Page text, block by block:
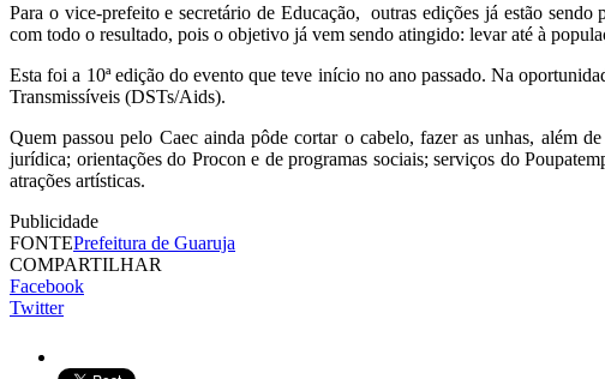
Para o vice-prefeito e secretário de Educação, outras edições já estão
com todo o resultado, pois o objetivo já vem sendo atingido: levar até à
Esta foi a 10ª edição do evento que teve início no ano passado. Na
Transmissíveis (DSTs/Aids).
Quem passou pelo Caec ainda pôde cortar o cabelo, fazer as unhas, além
jurídica; orientações do Procon e de programas sociais; serviços do
atrações artísticas.
Publicidade
FONTEPrefeitura de Guaruja
COMPARTILHAR
Facebook
Twitter